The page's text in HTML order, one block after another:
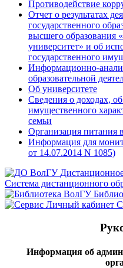
Противодействие
Отчет о результатах
государственного
высшего образования
университет» и об
государственного
Информационно-
образовательной
Об университете
Сведения о доходах,
имущественного
семьи
Организация питания
Информация для
от 14.07.2014 N 1085)
Система дистанционного
Информация об